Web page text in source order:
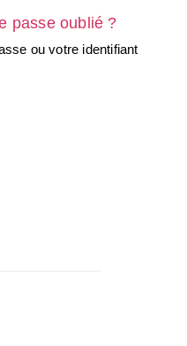
passe oublié ?
ou votre identifiant